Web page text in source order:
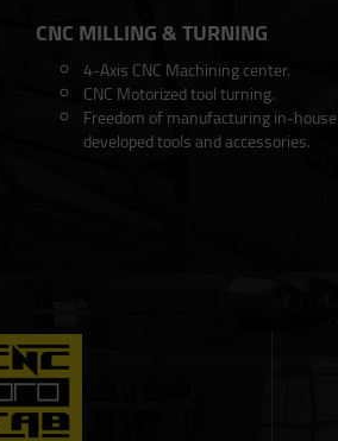
CNC MILLING & TURNING
4-Axis CNC Machining center.
CNC Motorized tool turning.
Freedom of manufacturing in-house
developed tools and accessories.